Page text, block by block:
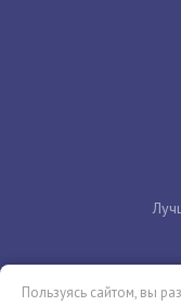
Пользуясь сайтом, вы